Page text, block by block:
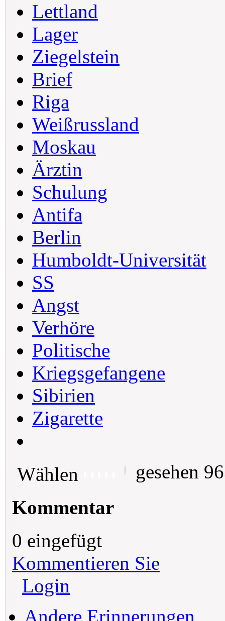
Lettland
Lager
Ziegelstein
Brief
Riga
Weißrussland
Moskau
Ärztin
Schulung
Antifa
Berlin
Humboldt-Universität
SS
Angst
Verhöre
Politische
Kriegsgefangene
Sibirien
Zigarette
Wählen
gesehen
Kommentar
0 eingefügt
Kommentieren Sie
Login
Andere Erinnerungen